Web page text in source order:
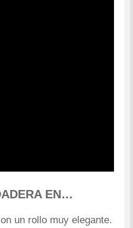
EN…
un rollo muy elegante.